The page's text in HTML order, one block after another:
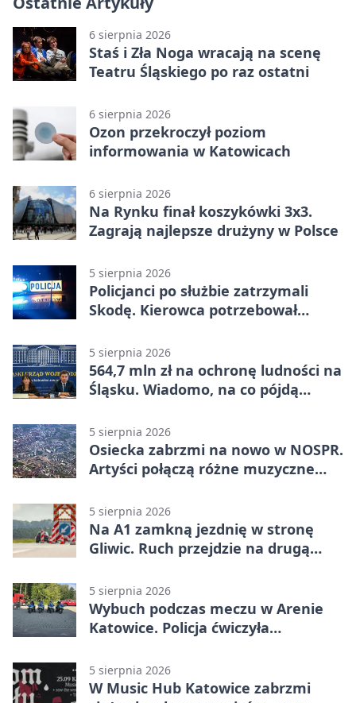
6 sierpnia 2026
Staś i Zła Noga wracają na scenę
Teatru Śląskiego po raz ostatni
6 sierpnia 2026
Ozon przekroczył poziom
informowania w Katowicach
6 sierpnia 2026
Na Rynku finał koszykówki 3x3.
Zagrają najlepsze drużyny w Polsce
5 sierpnia 2026
Policjanci po służbie zatrzymali
Skodę. Kierowca potrzebował
5 sierpnia 2026
564,7 mln zł na ochronę ludności na
Śląsku. Wiadomo, na co pójdą
5 sierpnia 2026
Osiecka zabrzmi na nowo w NOSPR.
Artyści połączą różne muzyczne
5 sierpnia 2026
Na A1 zamkną jezdnię w stronę
Gliwic. Ruch przejdzie na drugą
5 sierpnia 2026
Wybuch podczas meczu w Arenie
Katowice. Policja ćwiczyła
5 sierpnia 2026
W Music Hub Katowice zabrzmi